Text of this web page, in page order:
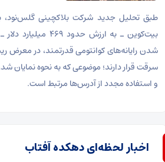
بیت‌کوین ـ به ارزش حدود
شدن رایانه‌های کوانتومی قدرتمند، در معرض
سرقت قرار دارند؛ موضوعی که به نحوه نمایان
و استفاده مجدد از آدرس‌ها مرتبط است.
اخبار لحظه‌ای دهکده آفتاب